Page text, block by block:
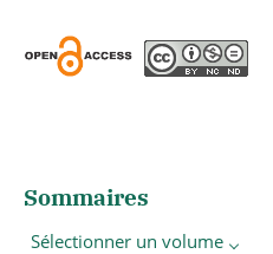
Sommaires
Sélectionner un volume